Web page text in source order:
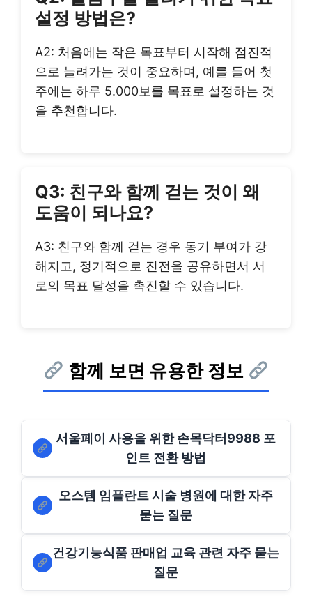
설정 방법은?
A2: 처음에는 작은 목표부터 시작해 점진적
으로 늘려가는 것이 중요하며, 예를 들어 첫
주에는 하루 5.000보를 목표로 설정하는 것
을 추천합니다.
Q3: 친구와 함께 걷는 것이 왜
도움이 되나요?
A3: 친구와 함께 걷는 경우 동기 부여가 강
해지고, 정기적으로 진전을 공유하면서 서
로의 목표 달성을 촉진할 수 있습니다.
함께 보면 유용한 정보
서울페이 사용을 위한 손목닥터9988 포
인트 전환 방법
오스템 임플란트 시술 병원에 대한 자주
묻는 질문
건강기능식품 판매업 교육 관련 자주 묻는
질문